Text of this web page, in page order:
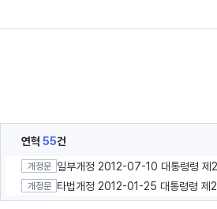
연혁 55건
개정문 일부개정 2012-07-10 대통령령
개정문